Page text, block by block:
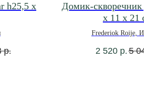
h25,5 x
р.
Домик-
x 11 x 21
Frederiok Roije,
2 520 р.5